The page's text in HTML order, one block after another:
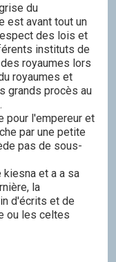
du
est avant tout un
des lois et
instituts de
royaumes lors
royaumes et
grands procès au
pour l'empereur et
par une petite
pas de sous-
et a a sa
la
d'écrits et de
ou les celtes